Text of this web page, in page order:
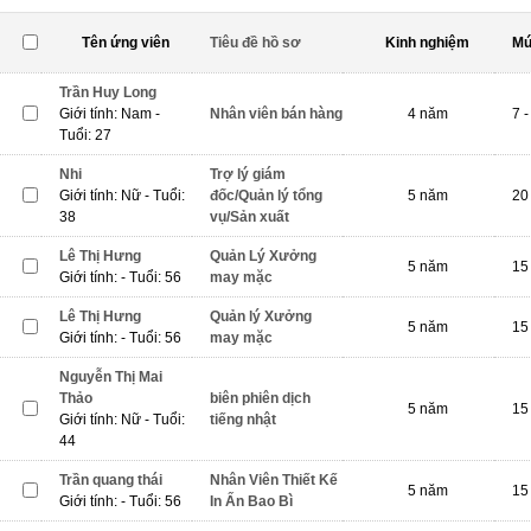
Tên ứng viên Tiêu đề hồ sơ Kinh nghiệm
Trần Huy Long
Giới tính: Nam -
Tuổi: 27
Nhân viên bán hàng 4 năm 7
Nhi
Giới tính: Nữ - Tuổi:
38
Trợ lý giám
đốc/Quản lý tổng
vụ/Sản xuất
5 năm 20
Lê Thị Hưng
Giới tính: - Tuổi: 56
Quản Lý Xưởng
may mặc
5 năm
Lê Thị Hưng
Giới tính: - Tuổi: 56
Quản lý Xưởng
may mặc
5 năm
Nguyễn Thị Mai
Thảo
Giới tính: Nữ - Tuổi:
44
biên phiên dịch
tiếng nhật
5 năm
Trần quang thái
Giới tính: - Tuổi: 56
Nhân Viên Thiết Kế
In Ấn Bao Bì
5 năm